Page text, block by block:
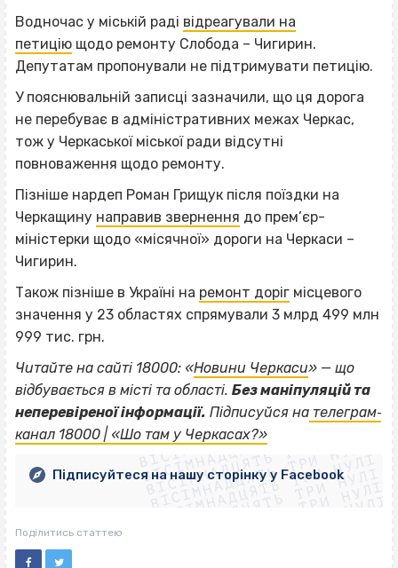
Водночас у міській раді відреагували на
петицію щодо ремонту Слобода – Чигирин.
Депутатам пропонували не підтримувати петицію.
У пояснювальній записці зазначили, що ця дорога
не перебуває в адміністративних межах Черкас,
тож у Черкаської міської ради відсутні
повноваження щодо ремонту.
Пізніше нардеп Роман Грищук після поїздки на
Черкащину направив звернення до прем’єр-
міністерки щодо «місячної» дороги на Черкаси –
Чигирин.
Також пізніше в Україні на ремонт доріг місцевого
значення у 23 областях спрямували 3 млрд 499 млн
999 тис. грн.
Читайте на сайті 18000: «Новини Черкаси» — що
відбувається в місті та області. Без маніпуляцій та
неперевіреної інформації. Підписуйся на телеграм‐
канал 18000 | «Шо там у Черкасах?»
ВІСІМНАДЦЯТЬ ТРИ НУЛІ
ВІСІМНАДЦЯТЬ ТРИ НУЛІ
ВІСІМНАДЦЯТЬ ТРИ НУЛІ
ВІСІМНАДЦЯТЬ ТРИ НУЛІ
ВІСІМНАДЦЯТЬ ТРИ НУЛІ
ВІСІМНАДЦЯТЬ ТРИ НУЛІ
ВІСІМНАДЦЯТЬ ТРИ НУЛІ
ВІСІМНАДЦЯТЬ ТРИ НУЛІ
Підписуйтеся на нашу сторінку у Facebook
Поділитись статтею